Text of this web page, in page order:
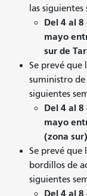
las siguientes
Del 4 al
mayo
sur de
Se prevé que
suministro
siguientes
Del 4 al
mayo
(zona
Se prevé que
bordillos de
siguientes
Del 4 al